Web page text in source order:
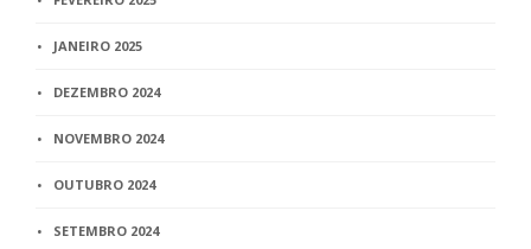
JANEIRO 2025
DEZEMBRO 2024
NOVEMBRO 2024
OUTUBRO 2024
SETEMBRO 2024